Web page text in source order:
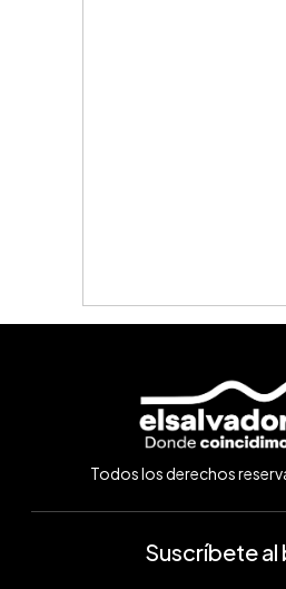
Todos los derechos
Suscríbete al